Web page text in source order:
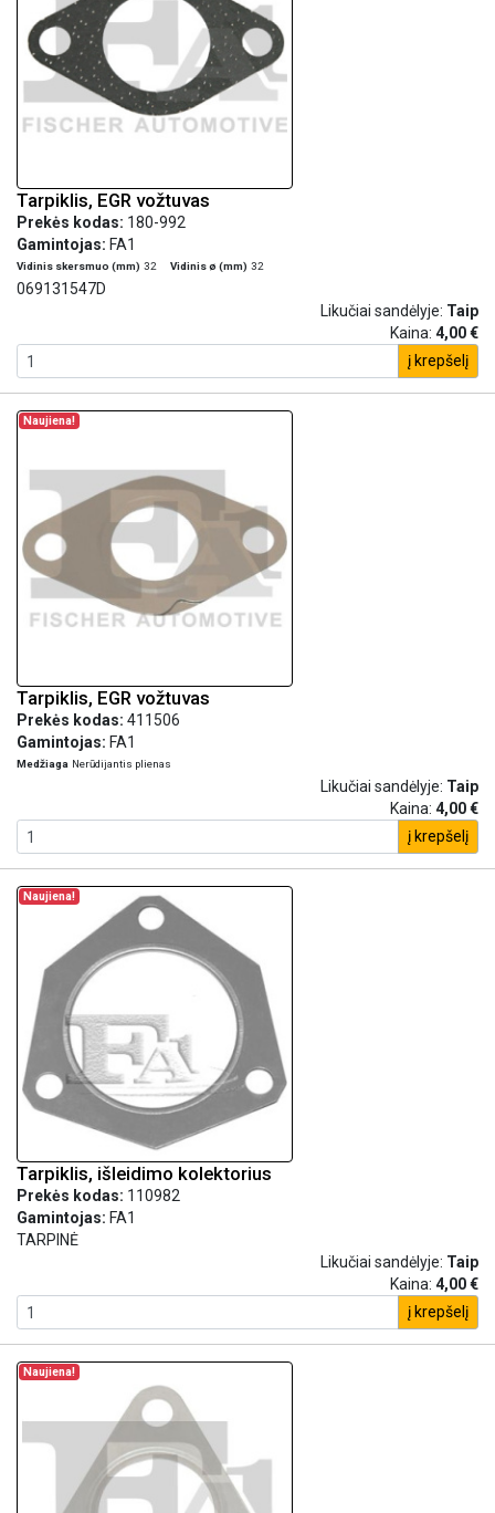
Tarpiklis, EGR vožtuvas
Prekės kodas: 180-992
Gamintojas: FA1
Vidinis skersmuo (mm) 32 Vidinis ø (mm) 32
069131547D
Likučiai sandėlyje: Taip
Kaina: 4,00 €
į krepšelį
Naujiena!
Tarpiklis, EGR vožtuvas
Prekės kodas: 411506
Gamintojas: FA1
Medžiaga Nerūdijantis plienas
Likučiai sandėlyje: Taip
Kaina: 4,00 €
į krepšelį
Naujiena!
Tarpiklis, išleidimo kolektorius
Prekės kodas: 110982
Gamintojas: FA1
TARPINĖ
Likučiai sandėlyje: Taip
Kaina: 4,00 €
į krepšelį
Naujiena!